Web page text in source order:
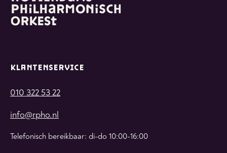
KLANTENSERVICE
010 322 53 22
info@rpho.nl
Telefonisch bereikbaar: di-do 10:00-16:00